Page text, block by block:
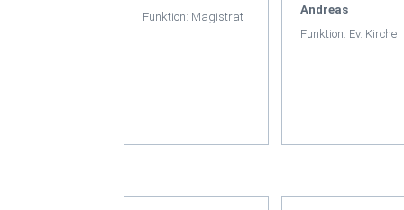
Funktion: Magistrat
Andreas
Funktion: Ev. Kirche